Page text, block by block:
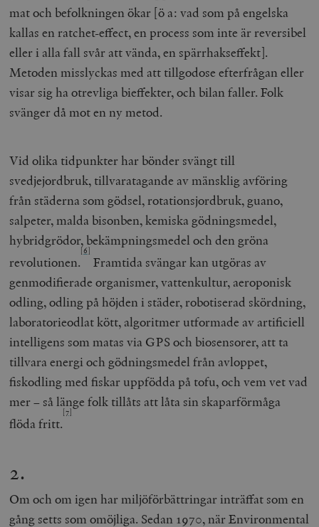
mat och befolkningen ökar [ö a: vad som på engelska
kallas en ratchet-effect, en process som inte är reversibel
eller i alla fall svår att vända, en spärrhakseffekt].
Metoden misslyckas med att tillgodose efterfrågan eller
visar sig ha otrevliga bieffekter, och bilan faller. Folk
svänger då mot en ny metod.
Vid olika tidpunkter har bönder svängt till
svedjejordbruk, tillvaratagande av mänsklig avföring
från städerna som gödsel, rotationsjordbruk, guano,
salpeter, malda bisonben, kemiska gödningsmedel,
hybridgrödor, bekämpningsmedel och den gröna
revolutionen.
[6]
Framtida svängar kan utgöras av
genmodifierade organismer, vattenkultur, aeroponisk
odling, odling på höjden i städer, robotiserad skördning,
laboratorieodlat kött, algoritmer utformade av artificiell
intelligens som matas via GPS och biosensorer, att ta
tillvara energi och gödningsmedel från avloppet,
fiskodling med fiskar uppfödda på tofu, och vem vet vad
mer – så länge folk tillåts att låta sin skaparförmåga
flöda fritt.
[7]
2.
Om och om igen har miljöförbättringar inträffat som en
gång setts som omöjliga. Sedan 1970, när Environmental